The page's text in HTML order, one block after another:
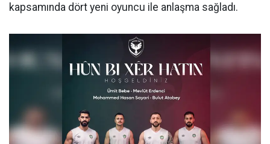
kapsamında dört yeni oyuncu ile anlaşma sağladı.